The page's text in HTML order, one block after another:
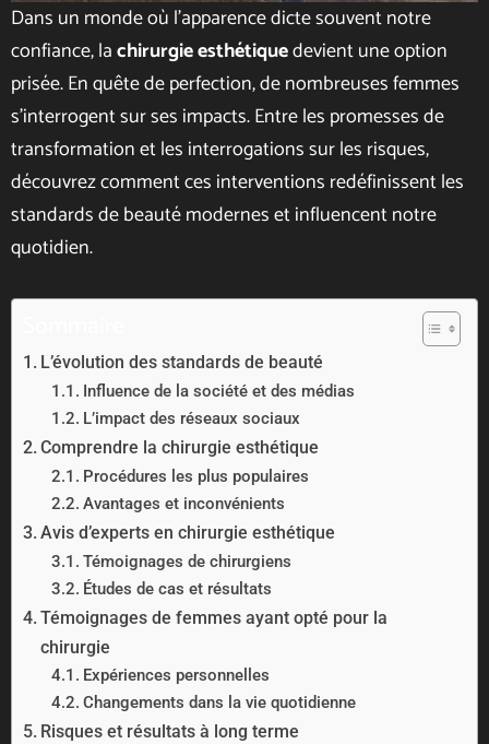
Dans un monde où l’apparence dicte souvent notre
confiance, lachirurgie esthétiquedevient une option
prisée. En quête de perfection, de nombreuses femmes
s’interrogent sur ses impacts. Entre les promesses de
transformation et les interrogations sur les risques,
découvrez comment ces interventions redéfinissent les
standards de beauté modernes et influencent notre
quotidien.
L’évolution des standards de beauté
Influence de la société et des médias
L’impact des réseaux sociaux
Comprendre la chirurgie esthétique
Procédures les plus populaires
Avantages et inconvénients
Avis d’experts en chirurgie esthétique
Témoignages de chirurgiens
Études de cas et résultats
Témoignages de femmes ayant opté pour la
chirurgie
Expériences personnelles
Changements dans la vie quotidienne
Risques et résultats à long terme